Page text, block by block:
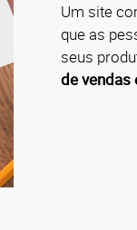
Um site
que as
seus
de vendas